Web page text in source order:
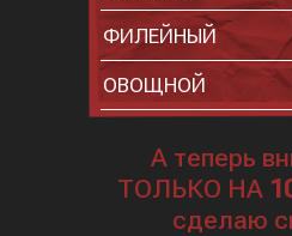
ФИЛЕЙНЫЙ
А теперь
ТОЛЬКО НА
сделаю
ОВОЩНОЙ